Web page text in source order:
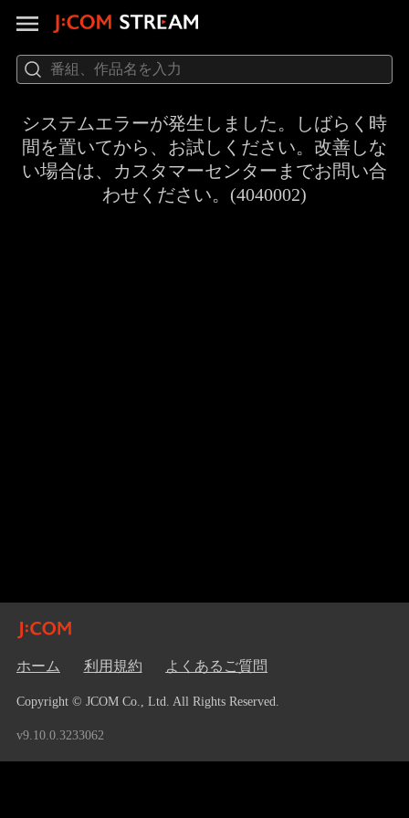
システムエラーが発生しました。しばらく時
間を置いてから、お試しください。改善しな
い場合は、カスタマーセンターまでお問い合
わせください。(4040002)
ホーム 利用規約 よくあるご質問
Copyright © JCOM Co., Ltd. All Rights Reserved.
v9.10.0.3233062